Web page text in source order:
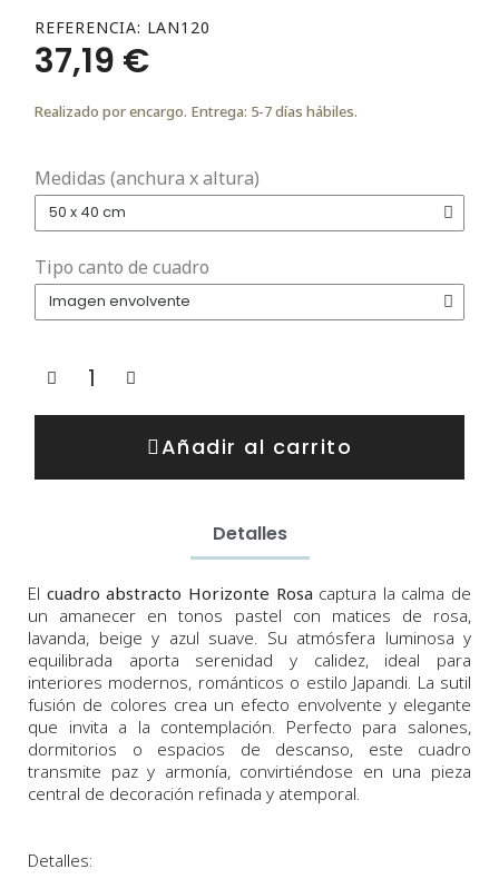
REFERENCIA LAN120
37,19 €
Realizado por encargo. Entrega: 5-7 días hábiles.
Medidas (anchura x altura)
Tipo canto de cuadro
Añadir al carrito
Detalles
El cuadro abstracto Horizonte Rosa captura la calma de
un amanecer en tonos pastel con matices de rosa,
lavanda, beige y azul suave. Su atmósfera luminosa y
equilibrada aporta serenidad y calidez, ideal para
interiores modernos, románticos o estilo Japandi. La sutil
fusión de colores crea un efecto envolvente y elegante
que invita a la contemplación. Perfecto para salones,
dormitorios o espacios de descanso, este cuadro
transmite paz y armonía, convirtiéndose en una pieza
central de decoración refinada y atemporal.
Detalles: